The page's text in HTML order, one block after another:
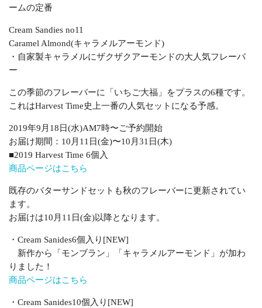
ームの定番
Cream Sandies no11
Caramel Almond(キャラメルアーモンド)
・自家製キャラメルにザクザクアーモンドの大人気フレーバ
ー
この季節のフレーバーに「いちご大福」をプラスの6種です。
これはHarvest Time史上一番の人気セットになる予感。
2019年9月18日(水)AM7時〜ご予約開始
お届け期間：10月11日(金)〜10月31日(木)
■2019 Harvest Time 6個入
商品ページはこちら
既存のバターサンドセットも秋のフレーバーに更新されてい
ます。
お届けは10月11日(金)以降となります。
・Cream Sanides6個入り[NEW]
新作から「モンブラン」「キャラメルアーモンド」が加わ
りました！
商品ページはこちら
・Cream Sanides10個入り[NEW]